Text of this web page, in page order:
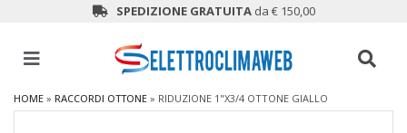
SPEDIZIONE GRATUITAda € 150,00
HOME » RACCORDI OTTONE » RIDUZIONE 1"X3/4 OTTONE GIALLO